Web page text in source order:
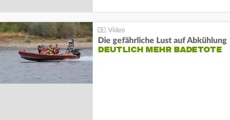
Die gefährliche Lust auf Abkühlung
DEUTLICH MEHR BADETOTE